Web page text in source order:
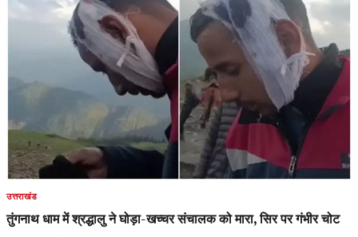
उत्तराखंड
तुंगनाथ धाम में श्रद्धालु ने घोड़ा-खच्चर संचालक को मारा, सिर पर गंभीर चोट